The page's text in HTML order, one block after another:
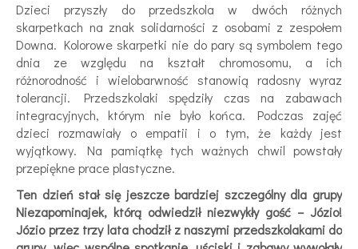
Dzieci przyszły do przedszkola w dwóch różnych
skarpetkach na znak solidarności z osobami z zespołem
Downa. Kolorowe skarpetki nie do pary są symbolem tego
dnia ze względu na kształt chromosomu, a ich
różnorodność i wielobarwność stanowią radosny wyraz
tolerancji. Przedszkolaki spędziły czas na zabawach
integracyjnych, którym nie było końca. Podczas zajęć
dzieci rozmawiały o empatii i o tym, że każdy jest
wyjątkowy. Na pamiątkę tych ważnych chwil powstały
przepiękne prace plastyczne.
Ten dzień stał się jeszcze bardziej szczególny dla grupy
Niezapominajek, którą odwiedził niezwykły gość – Józio!
Józio przez trzy lata chodził z naszymi przedszkolakami do